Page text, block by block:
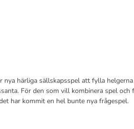
härliga sällskapsspel att fylla
För den som vill kombinera spel och
har kommit en hel bunte nya frågespel.